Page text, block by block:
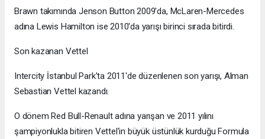
Brawn takımında Jenson Button 2009'da, McLaren-Mercedes
adına Lewis Hamilton ise 2010'da yarışı birinci sırada bitirdi.
Son kazanan Vettel
Intercity İstanbul Park'ta 2011'de düzenlenen son yarışı, Alman
Sebastian Vettel kazandı.
O dönem Red Bull-Renault adına yarışan ve 2011 yılını
şampiyonlukla bitiren Vettel'in büyük üstünlük kurduğu Formula